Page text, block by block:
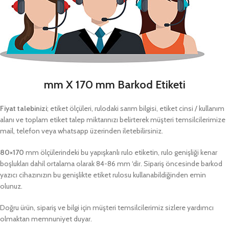
mm X 170 mm Barkod Etiketi
Fiyat talebinizi; etiket ölçüleri, rulodaki sarım bilgisi, etiket cinsi / kullanım
alanı ve toplam etiket talep miktarınızı belirterek müşteri temsilcilerimize
mail, telefon veya whatsapp üzerinden iletebilirsiniz.
80×170 mm ölçülerindeki bu yapışkanlı rulo etiketin, rulo genişliği kenar
boşlukları dahil ortalama olarak 84-86 mm ‘dir. Sipariş öncesinde barkod
yazıcı cihazınızın bu genişlikte etiket rulosu kullanabildiğinden emin
olunuz.
Doğru ürün, sipariş ve bilgi için müşteri temsilcilerimiz sizlere yardımcı
olmaktan memnuniyet duyar.